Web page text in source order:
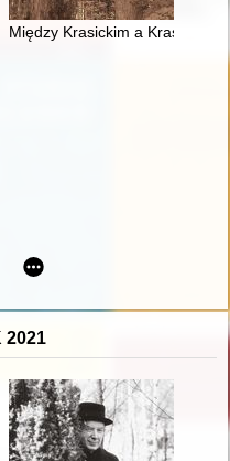
miesiące II wojny światowej
Między Krasickim a Krasickim
w królewskiej Warszawie
2021